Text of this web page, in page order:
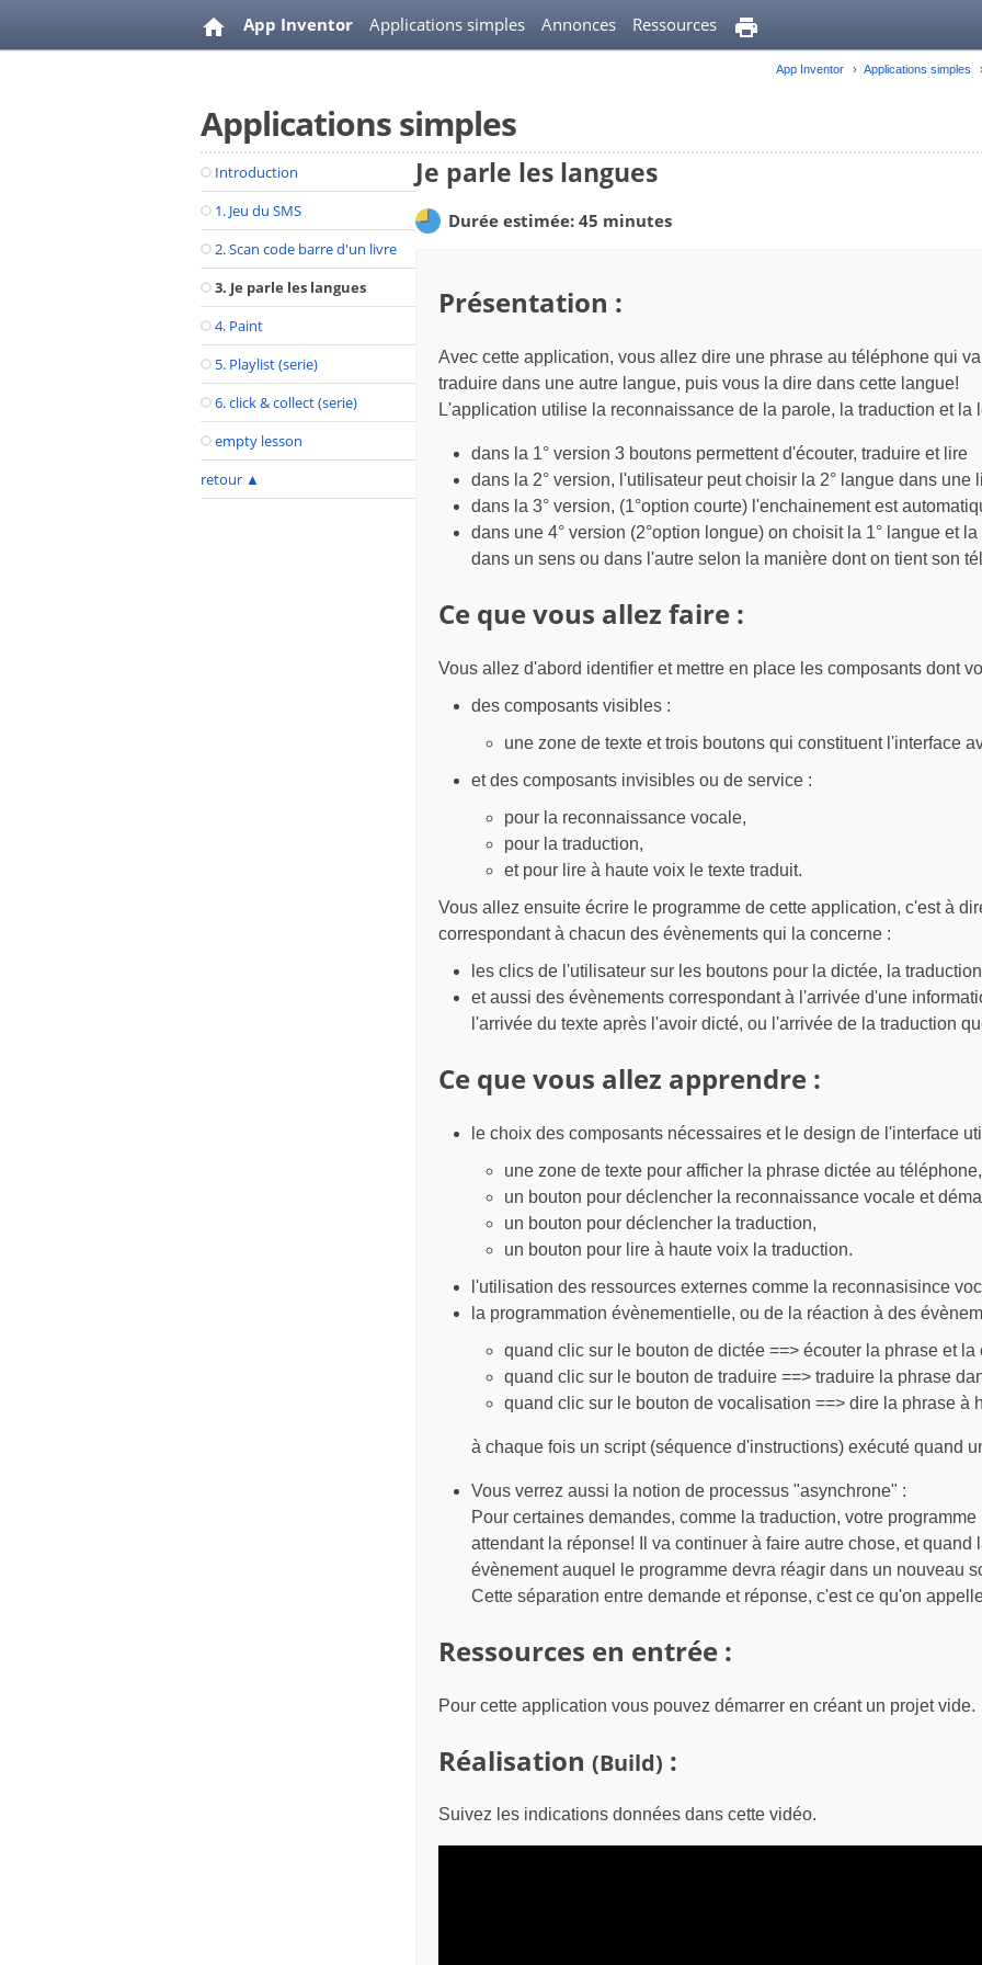
App Inventor Applications simples Annonces Ressources
App Inventor Applications simples
Applications simples
Introduction
1. Jeu du SMS
2. Scan code barre d'un livre
3. Je parle les langues
4. Paint
5. Playlist (serie)
6. click & collect (serie)
empty lesson
retour ▲
Je parle les langues
Durée estimée: 45 minutes
Présentation :
Avec cette application, vous allez dire une phrase au téléphone qui
traduire dans une autre langue, puis vous la dire dans cette langue!
L'application utilise la reconnaissance de la parole, la traduction et la
dans la 1° version 3 boutons permettent d'écouter, traduire et lire
dans la 2° version, l'utilisateur peut choisir la 2° langue dans une
dans la 3° version, (1°option courte) l'enchainement est
dans une 4° version (2°option longue) on choisit la 1° langue et la
dans un sens ou dans l'autre selon la manière dont on tient son
Ce que vous allez faire :
Vous allez d'abord identifier et mettre en place les composants dont
des composants visibles :
une zone de texte et trois boutons qui constituent l'interface
et des composants invisibles ou de service :
pour la reconnaissance vocale,
pour la traduction,
et pour lire à haute voix le texte traduit.
Vous allez ensuite écrire le programme de cette application, c'est à
correspondant à chacun des évènements qui la concerne :
les clics de l'utilisateur sur les boutons pour la dictée, la
et aussi des évènements correspondant à l'arrivée d'une
l'arrivée du texte après l'avoir dicté, ou l'arrivée de la traduction
Ce que vous allez apprendre :
le choix des composants nécessaires et le design de l'interface
une zone de texte pour afficher la phrase dictée au
un bouton pour déclencher la reconnaissance vocale et
un bouton pour déclencher la traduction,
un bouton pour lire à haute voix la traduction.
l'utilisation des ressources externes comme la reconnasisince
la programmation évènementielle, ou de la réaction à des
quand clic sur le bouton de dictée ==> écouter la phrase et la
quand clic sur le bouton de traduire ==> traduire la phrase
quand clic sur le bouton de vocalisation ==> dire la phrase à
à chaque fois un script (séquence d'instructions) exécuté quand
Vous verrez aussi la notion de processus "asynchrone" :
Pour certaines demandes, comme la traduction, votre
attendant la réponse! Il va continuer à faire autre chose, et
évènement auquel le programme devra réagir dans un nouveau
Cette séparation entre demande et réponse, c'est ce qu'on
Ressources en entrée :
Pour cette application vous pouvez démarrer en créant un projet vide.
Réalisation (Build) :
Suivez les indications données dans cette vidéo.